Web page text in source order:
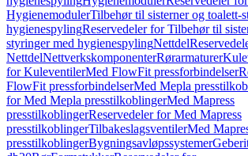
HygienemodulerTilbehør til sisterner og toalett-
hygienespylingReservedeler for Tilbehør til
styringer med hygienespylingNettdel
NettdelNettverkskomponenterRørarmaturer
for KuleventilerMed FlowFit pressforbindelser
FlowFit pressforbindelserMed Mepla
for Med Mepla presstilkoblingerMed Mapress
presstilkoblingerReservedeler for Med Mapress
presstilkoblingerTilbakeslagsventilerMed
presstilkoblingerBygningsavløpssystemer